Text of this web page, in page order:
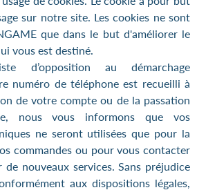
sur notre site. Les cookies ne sont
que dans le but d'améliorer le
vous est destiné.
d’opposition au démarchage
numéro de téléphone est recueilli à
de votre compte ou de la passation
nous vous informons que vos
ne seront utilisées que pour la
commandes ou pour vous contacter
nouveaux services. Sans préjudice
aux dispositions légales,